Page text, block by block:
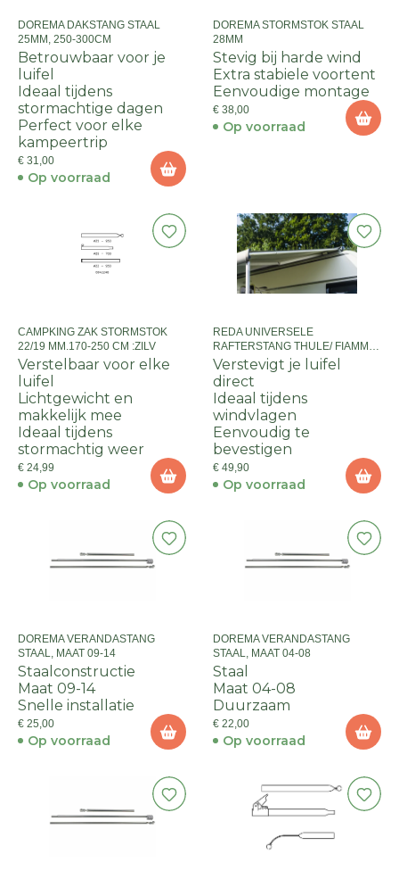
DOREMA DAKSTANG STAAL
25MM, 250-300CM
Betrouwbaar voor je
luifel
Ideaal tijdens
stormachtige dagen
Perfect voor elke
kampeertrip
€ 31,00
Op voorraad
DOREMA STORMSTOK STAAL
28MM
Stevig bij harde wind
Extra stabiele voortent
Eenvoudige montage
€ 38,00
Op voorraad
CAMPKING ZAK STORMSTOK
22/19 MM.170-250 CM :ZILV
Verstelbaar voor elke
luifel
Lichtgewicht en
makkelijk mee
Ideaal tijdens
stormachtig weer
€ 24,99
Op voorraad
REDA UNIVERSELE
RAFTERSTANG THULE/ FIAMMA
ALU. 28 MM UITVAL 250 / 300
Verstevigt je luifel
direct
Ideaal tijdens
windvlagen
Eenvoudig te
bevestigen
€ 49,90
Op voorraad
DOREMA VERANDASTANG
STAAL, MAAT 09-14
Staalconstructie
Maat 09-14
Snelle installatie
€ 25,00
Op voorraad
DOREMA VERANDASTANG
STAAL, MAAT 04-08
Staal
Maat 04-08
Duurzaam
€ 22,00
Op voorraad